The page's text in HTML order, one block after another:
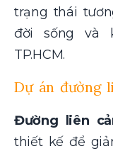
trạng thái
đời sống và
TP.HCM.
Dự án đường
Đường liên
thiết kế để